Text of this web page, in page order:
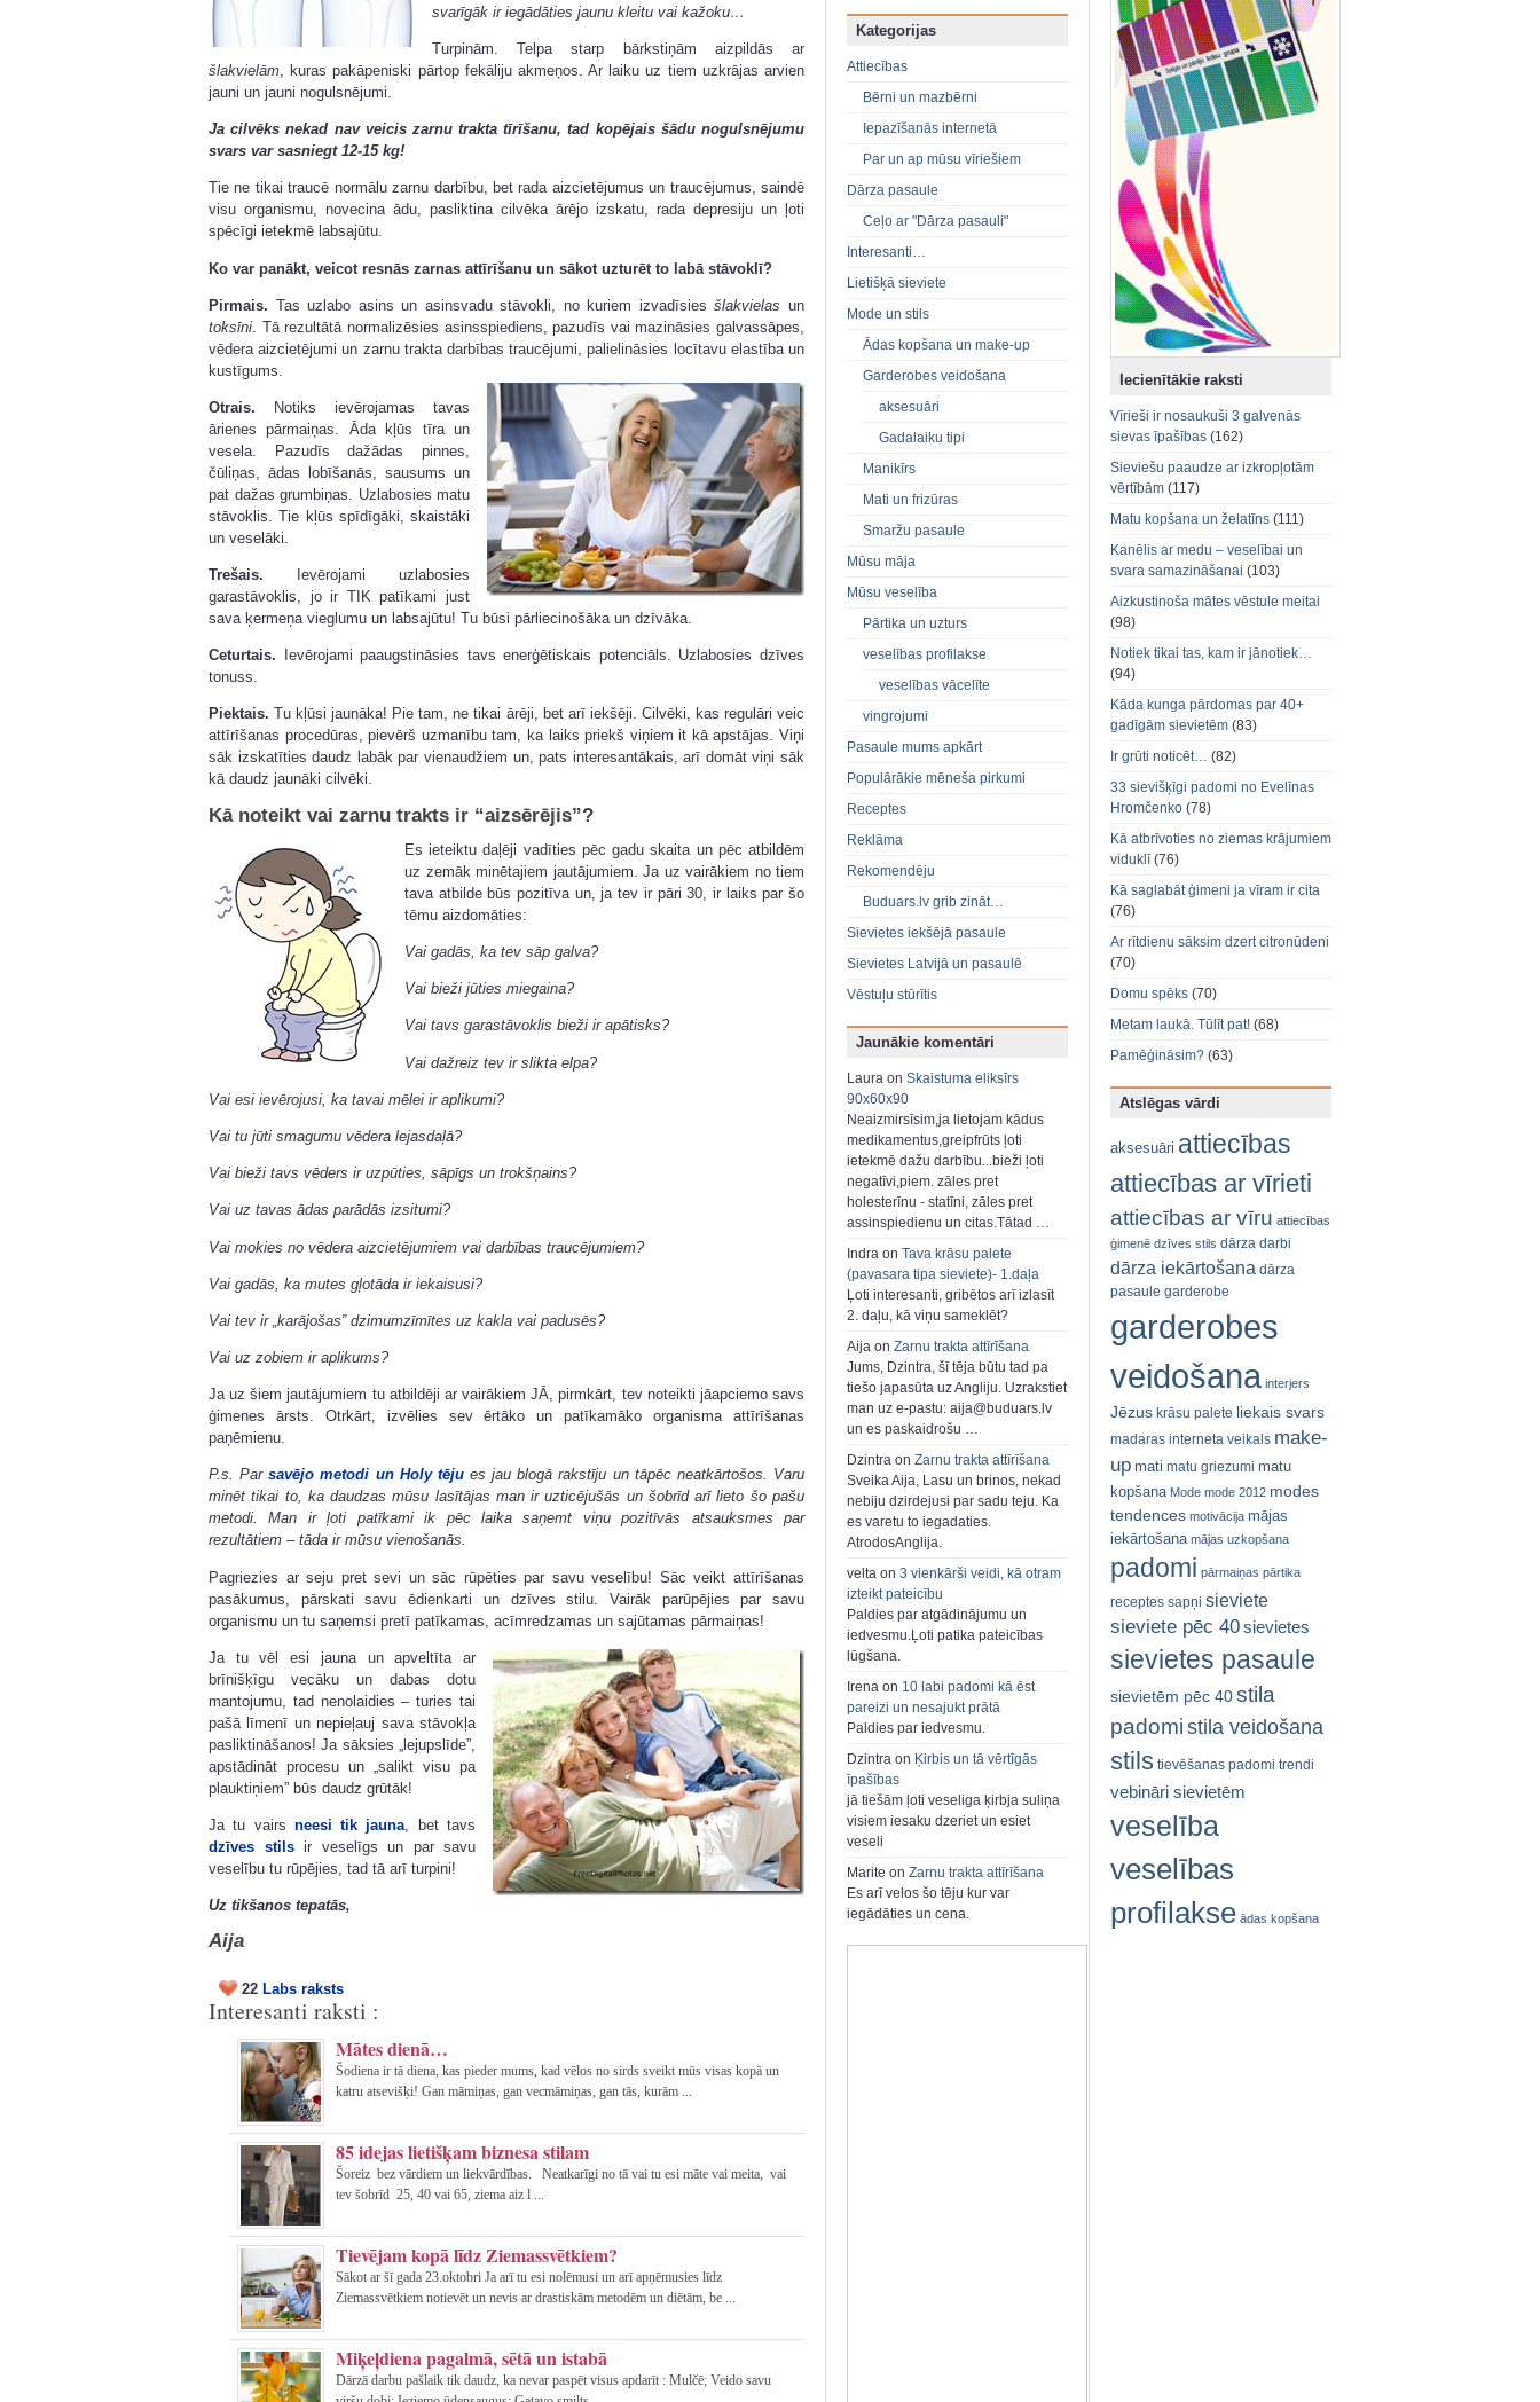
svarīgāk ir iegādāties jaunu kleitu vai kažoku…
Turpinām. Telpa starp bārkstiņām aizpildās ar
šlakvielām , kuras pakāpeniski pārtop fekāliju akmeņos. Ar laiku uz tiem uzkrājas arvien
jauni un jauni nogulsnējumi.
Ja cilvēks nekad nav veicis zarnu trakta tīrīšanu, tad kopējais šādu nogulsnējumu
svars var sasniegt 12-15 kg!
Tie ne tikai traucē normālu zarnu darbību, bet rada aizcietējumus un traucējumus, saindē
visu organismu, novecina ādu, pasliktina cilvēka ārējo izskatu, rada depresiju un ļoti
spēcīgi ietekmē labsajūtu.
Ko var panākt, veicot resnās zarnas attīrīšanu un sākot uzturēt to labā stāvoklī?
Pirmais. Tas uzlabo asins un asinsvadu stāvokli, no kuriem izvadīsiesšlakvielas un
toksīni . Tā rezultātā normalizēsies asinsspiediens, pazudīs vai mazināsies galvassāpes,
vēdera aizcietējumi un zarnu trakta darbības traucējumi, palielināsies locītavu elastība un
kustīgums.
Otrais. Notiks ievērojamas tavas
ārienes pārmaiņas. Āda kļūs tīra un
vesela. Pazudīs dažādas pinnes,
čūliņas, ādas lobīšanās, sausums un
pat dažas grumbiņas. Uzlabosies matu
stāvoklis. Tie kļūs spīdīgāki, skaistāki
un veselāki.
Trešais.
Ievērojami uzlabosies
garastāvoklis, jo ir TIK patīkami just
sava ķermeņa vieglumu un labsajūtu! Tu būsi pārliecinošāka un dzīvāka.
Ceturtais. Ievērojami paaugstināsies tavs enerģētiskais potenciāls. Uzlabosies dzīves
tonuss.
Piektais.Tu kļūsi jaunāka! Pie tam, ne tikai ārēji, bet arī iekšēji. Cilvēki, kas regulāri veic
attīrīšanas procedūras, pievērš uzmanību tam, ka laiks priekš viņiem it kā apstājas. Viņi
sāk izskatīties daudz labāk par vienaudžiem un, pats interesantākais, arī domāt viņi sāk
kā daudz jaunāki cilvēki.
Kā noteikt vai zarnu trakts ir “aizsērējis”?
Es ieteiktu daļēji vadīties pēc gadu skaita un pēc atbildēm
uz zemāk minētajiem jautājumiem. Ja uz vairākiem no tiem
tava atbilde būs pozitīva un, ja tev ir pāri 30, ir laiks par šo
tēmu aizdomāties:
Vai gadās, ka tev sāp galva?
Vai bieži jūties miegaina?
Vai tavs garastāvoklis bieži ir apātisks?
Vai dažreiz tev ir slikta elpa?
Vai esi ievērojusi, ka tavai mēlei ir aplikumi?
Vai tu jūti smagumu vēdera lejasdaļā?
Vai bieži tavs vēders ir uzpūties, sāpīgs un trokšņains?
Vai uz tavas ādas parādās izsitumi?
Vai mokies no vēdera aizcietējumiem vai darbības traucējumiem?
Vai gadās, ka mutes gļotāda ir iekaisusi?
Vai tev ir „karājošas” dzimumzīmītes uz kakla vai padusēs?
Vai uz zobiem ir aplikums?
Ja uz šiem jautājumiem tu atbildēji ar vairākiem JĀ, pirmkārt, tev noteikti jāapciemo savs
ģimenes ārsts. Otrkārt, izvēlies sev ērtāko un patīkamāko organisma attīrīšanas
paņēmienu.
P.s. Parsavējo metodi un Holy tējues jau blogā rakstīju un tāpēc neatkārtošos. Varu
minēt tikai to, ka daudzas mūsu lasītājas man ir uzticējušās un šobrīd arī lieto šo pašu
metodi. Man ir ļoti patīkami ik pēc laika saņemt viņu pozitīvās atsauksmes par
rezultātiem – tāda ir mūsu vienošanās.
Pagriezies ar seju pret sevi un sāc rūpēties par savu veselību! Sāc veikt attīrīšanas
pasākumus, pārskati savu ēdienkarti un dzīves stilu. Vairāk parūpējies par savu
organismu un tu saņemsi pretī patīkamas, acīmredzamas un sajūtamas pārmaiņas!
Ja tu vēl esi jauna un apveltīta ar
brīnišķīgu vecāku un dabas dotu
mantojumu, tad nenolaidies – turies tai
pašā līmenī un nepieļauj sava stāvokļa
pasliktināšanos! Ja sāksies „lejupslīde”,
apstādināt procesu un „salikt visu pa
plauktiņiem” būs daudz grūtāk!
Ja tu vairs neesi tik jauna, bet tavs
dzīves stilsir veselīgs un par savu
veselību tu rūpējies, tad tā arī turpini!
Uz tikšanos tepatās,
Aija
22 Labs raksts
Interesanti raksti :
Mātes dienā…
Šodiena ir tā diena, kas pieder mums, kad vēlos no sirds sveikt mūs visas kopā un
katru atsevišķi! Gan māmiņas, gan vecmāmiņas, gan tās, kurām ...
85 idejas lietišķam biznesa stilam
Šoreiz bez vārdiem un liekvārdības. Neatkarīgi no tā vai tu esi māte vai meita, vai
tev šobrīd 25, 40 vai 65, ziema aiz l ...
Tievējam kopā līdz Ziemassvētkiem?
Sākot ar šī gada 23.oktobri Ja arī tu esi nolēmusi un arī apņēmusies līdz
Ziemassvētkiem notievēt un nevis ar drastiskām metodēm un diētām, be ...
Miķeļdiena pagalmā, sētā un istabā
Dārzā darbu pašlaik tik daudz, ka nevar paspēt visus apdarīt : Mulčē; Veido savu
Kategorijas
Attiecības
Bērni un mazbērni
Iepazīšanās internetā
Par un ap mūsu vīriešiem
Dārza pasaule
Ceļo ar "Dārza pasauli"
Interesanti…
Lietišķā sieviete
Mode un stils
Ādas kopšana un make-up
Garderobes veidošana
aksesuāri
Gadalaiku tipi
Manikīrs
Mati un frizūras
Smaržu pasaule
Mūsu māja
Mūsu veselība
Pārtika un uzturs
veselības profilakse
veselības vācelīte
vingrojumi
Pasaule mums apkārt
Populārākie mēneša pirkumi
Receptes
Reklāma
Rekomendēju
Buduars.lv grib zināt…
Sievietes iekšējā pasaule
Sievietes Latvijā un pasaulē
Vēstuļu stūrītis
Jaunākie komentāri
Laura on Skaistuma eliksīrs
90x60x90
Neaizmirsīsim,ja lietojam kādus
medikamentus,greipfrūts ļoti
ietekmē dažu darbību...bieži ļoti
negatīvi,piem. zāles pret
holesterīnu - statīni, zāles pret
assinspiedienu un citas.Tātad …
Indra on Tava krāsu palete
(pavasara tipa sieviete)- 1.daļa
Ļoti interesanti, gribētos arī izlasīt
2. daļu, kā viņu sameklēt?
Aija on Zarnu trakta attīrīšana
Jums, Dzintra, šī tēja būtu tad pa
tiešo japasūta uz Angliju. Uzrakstiet
man uz e-pastu: aija@buduars.lv
un es paskaidrošu …
Dzintra on Zarnu trakta attīrīšana
Sveika Aija, Lasu un brinos, nekad
nebiju dzirdejusi par sadu teju. Ka
es varetu to iegadaties.
AtrodosAnglija.
velta on 3 vienkārši veidi, kā otram
izteikt pateicību
Paldies par atgādinājumu un
iedvesmu.Ļoti patika pateicības
lūgšana.
Irena on 10 labi padomi kā ēst
pareizi un nesajukt prātā
Paldies par iedvesmu.
Dzintra on Ķirbis un tā vērtīgās
īpašības
jā tiešām ļoti veseliga ķirbja suliņa
visiem iesaku dzeriet un esiet
veseli
Marite on Zarnu trakta attīrīšana
Es arī velos šo tēju kur var
iegādāties un cena.
Iecienītākie raksti
Vīrieši ir nosaukuši 3 galvenās
sievas īpašības (162)
Sieviešu paaudze ar izkropļotām
vērtībām (117)
Matu kopšana un želatīns (111)
Kanēlis ar medu – veselībai un
svara samazināšanai (103)
Aizkustinoša mātes vēstule meitai
(98)
Notiek tikai tas, kam ir jānotiek…
(94)
Kāda kunga pārdomas par 40+
gadīgām sievietēm (83)
Ir grūti noticēt… (82)
33 sievišķīgi padomi no Evelīnas
Hromčenko (78)
Kā atbrīvoties no ziemas krājumiem
viduklī(76)
Kā saglabāt ģimeni ja vīram ir cita
(76)
Ar rītdienu sāksim dzert citronūdeni
(70)
Domu spēks (70)
Metam laukā. Tūlīt pat! (68)
Pamēģināsim? (63)
Atslēgas vārdi
aksesuāri attiecības
attiecības ar vīrieti
attiecības ar vīru attiecības
ģimenē dzīves stils dārza darbi
dārza iekārtošana dārza
pasaule garderobe
garderobes
veidošana interjers
Jēzus krāsu palete liekais svars
madaras interneta veikals make-
up mati matu griezumi matu
kopšana Mode mode 2012 modes
tendences motivācija mājas
iekārtošana mājas uzkopšana
padomi pārmaiņas pārtika
receptes sapņi sieviete
sieviete pēc 40sievietes
sievietes pasaule
sievietēm pēc 40stila
padomistila veidošana
stils tievēšanas padomi trendi
vebināri sievietēm
veselība
veselības
profilakse ādas kopšana